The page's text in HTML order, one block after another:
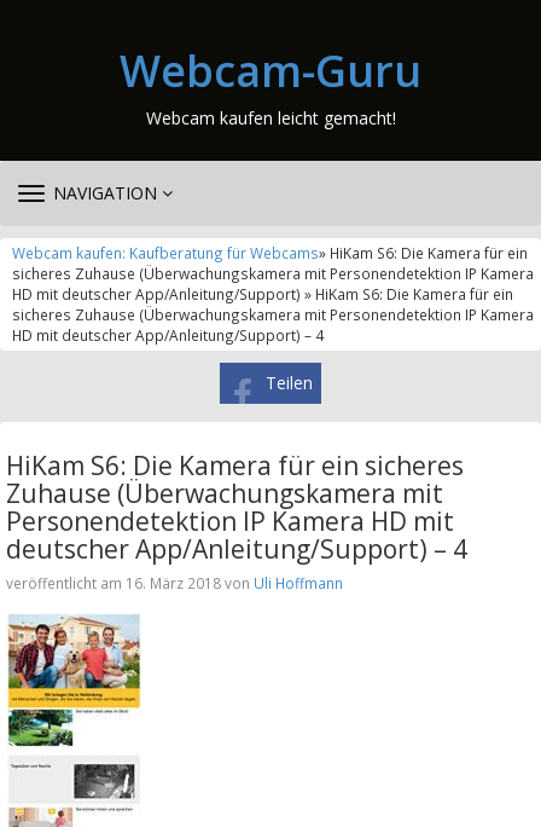
Webcam-Guru
Webcam kaufen leicht gemacht!
TOGGLE
NAVIGATION
Webcam kaufen: Kaufberatung für Webcams» HiKam S6: Die Kamera für ein
sicheres Zuhause (Überwachungskamera mit Personendetektion IP Kamera
HD mit deutscher App/Anleitung/Support) » HiKam S6: Die Kamera für ein
sicheres Zuhause (Überwachungskamera mit Personendetektion IP Kamera
HD mit deutscher App/Anleitung/Support) – 4
Teilen
HiKam S6: Die Kamera für ein sicheres
Zuhause (Überwachungskamera mit
Personendetektion IP Kamera HD mit
deutscher App/Anleitung/Support) – 4
veröffentlicht am 16. März 2018 von Uli Hoffmann